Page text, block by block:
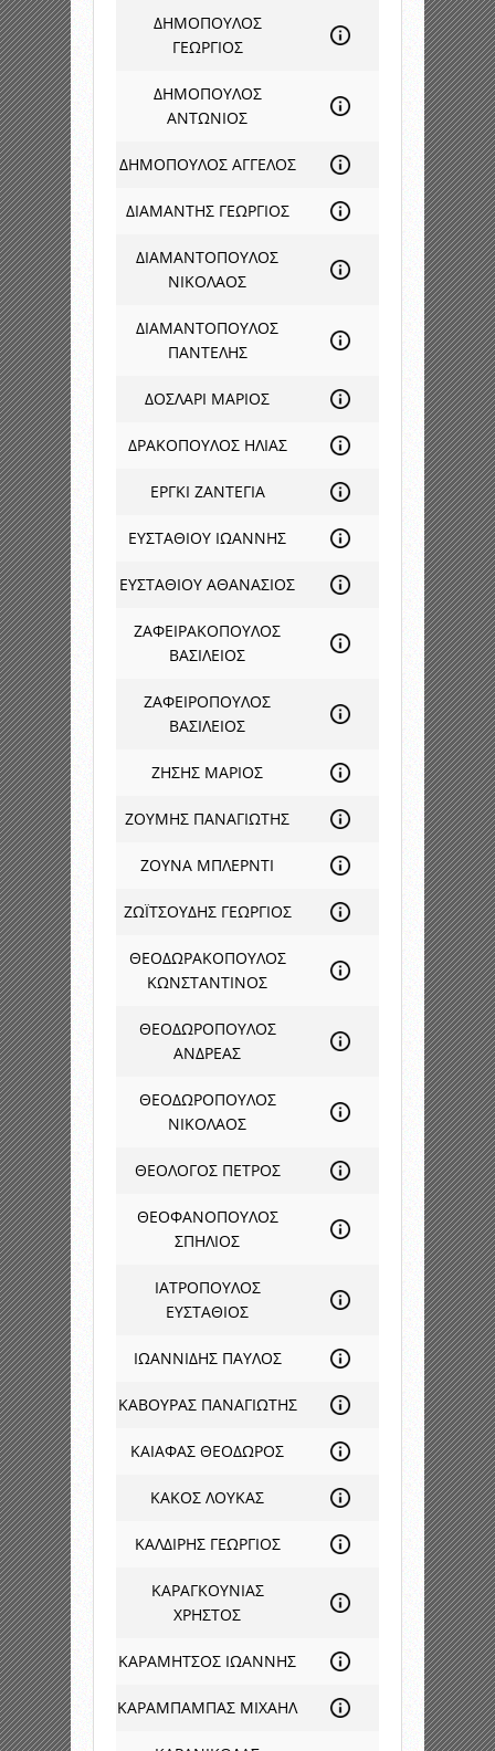
ΔΗΜΟΠΟΥΛΟΣ
ΓΕΩΡΓΙΟΣ
ΔΗΜΟΠΟΥΛΟΣ
ΑΝΤΩΝΙΟΣ
ΔΗΜΟΠΟΥΛΟΣ ΑΓΓΕΛΟΣ
ΔΙΑΜΑΝΤΗΣ ΓΕΩΡΓΙΟΣ
ΔΙΑΜΑΝΤΟΠΟΥΛΟΣ
ΝΙΚΟΛΑΟΣ
ΔΙΑΜΑΝΤΟΠΟΥΛΟΣ
ΠΑΝΤΕΛΗΣ
ΔΟΣΛΑΡΙ ΜΑΡΙΟΣ
ΔΡΑΚΟΠΟΥΛΟΣ ΗΛΙΑΣ
ΕΡΓΚΙ ΖΑΝΤΕΓΙΑ
ΕΥΣΤΑΘΙΟΥ ΙΩΑΝΝΗΣ
ΕΥΣΤΑΘΙΟΥ ΑΘΑΝΑΣΙΟΣ
ΖΑΦΕΙΡΑΚΟΠΟΥΛΟΣ
ΒΑΣΙΛΕΙΟΣ
ΖΑΦΕΙΡΟΠΟΥΛΟΣ
ΒΑΣΙΛΕΙΟΣ
ΖΗΣΗΣ ΜΑΡΙΟΣ
ΖΟΥΜΗΣ ΠΑΝΑΓΙΩΤΗΣ
ΖΟΥΝΑ ΜΠΛΕΡΝΤΙ
ΖΩΪΤΣΟΥΔΗΣ ΓΕΩΡΓΙΟΣ
ΘΕΟΔΩΡΑΚΟΠΟΥΛΟΣ
ΚΩΝΣΤΑΝΤΙΝΟΣ
ΘΕΟΔΩΡΟΠΟΥΛΟΣ
ΑΝΔΡΕΑΣ
ΘΕΟΔΩΡΟΠΟΥΛΟΣ
ΝΙΚΟΛΑΟΣ
ΘΕΟΛΟΓΟΣ ΠΕΤΡΟΣ
ΘΕΟΦΑΝΟΠΟΥΛΟΣ
ΣΠΗΛΙΟΣ
ΙΑΤΡΟΠΟΥΛΟΣ
ΕΥΣΤΑΘΙΟΣ
ΙΩΑΝΝΙΔΗΣ ΠΑΥΛΟΣ
ΚΑΒΟΥΡΑΣ ΠΑΝΑΓΙΩΤΗΣ
ΚΑΙΑΦΑΣ ΘΕΟΔΩΡΟΣ
ΚΑΚΟΣ ΛΟΥΚΑΣ
ΚΑΛΔΙΡΗΣ ΓΕΩΡΓΙΟΣ
ΚΑΡΑΓΚΟΥΝΙΑΣ
ΧΡΗΣΤΟΣ
ΚΑΡΑΜΗΤΣΟΣ ΙΩΑΝΝΗΣ
ΚΑΡΑΜΠΑΜΠΑΣ ΜΙΧΑΗΛ